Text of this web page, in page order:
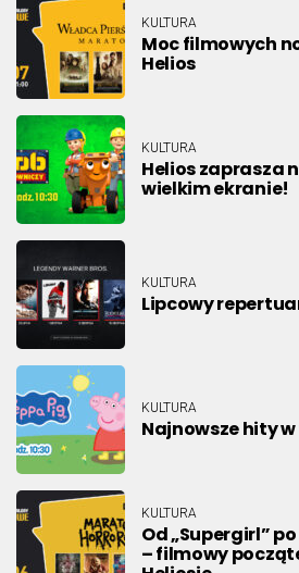
KULTURA
Moc filmowych
Helios
KULTURA
Helios zaprasza
wielkim ekranie!
KULTURA
Lipcowy
KULTURA
Najnowsze hity
KULTURA
Od „Supergirl”
– filmowy